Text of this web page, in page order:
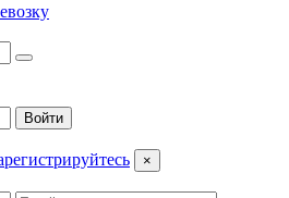
Войти
×